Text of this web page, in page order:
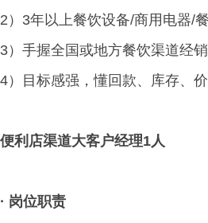
2）3年以上餐饮设备/商用电器/
3）手握全国或地方餐饮渠道经
4）目标感强，懂回款、库存、
便利店渠道大客户经理1人
· 岗位职责